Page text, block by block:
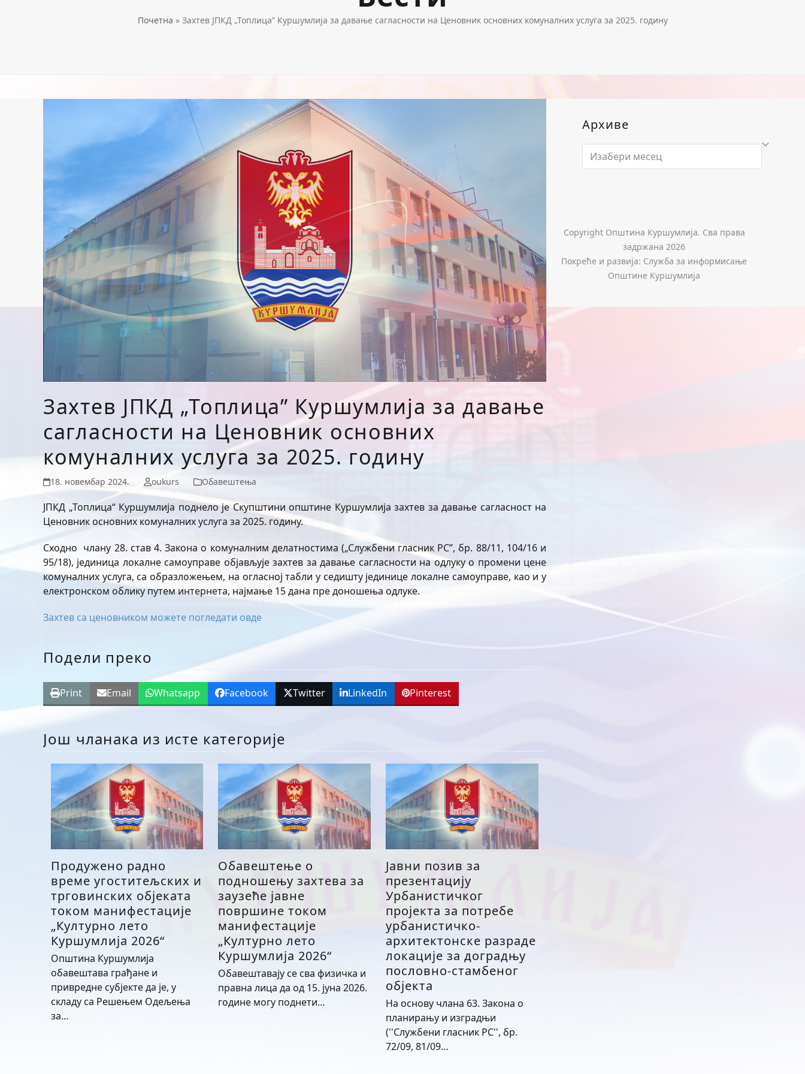
Почетна » Захтев ЈПКД „Топлица” Куршумлија за давање сагласности на Ценовник основних комуналних услуга за 2025. годину
Захтев ЈПКД „Топлица” Куршумлија за давање
сагласности на Ценовник основних
комуналних услуга за 2025. годину
18. новембар 2024. oukurs Обавештења
ЈПКД „Топлица“ Куршумлија поднело је Скупштини општине Куршумлија захтев за давање сагласност на
Ценовник основних комуналних услуга за 2025. годину.
Сходно члану 28. став 4. Закона о комуналним делатностима („Службени гласник РС”, бр. 88/11, 104/16 и
95/18), јединица локалне самоуправе објављује захтев за давање сагласности на одлуку о промени цене
комуналних услуга, са образложењем, на огласној табли у седишту јединице локалне самоуправе, као и у
електронском облику путем интернета, најмање 15 дана пре доношења одлуке.
Захтев са ценовником можете погледати овде
Подели преко
Print Email Whatsapp Facebook Twitter LinkedIn Pinterest
Још чланака из исте категорије
Продужено радно
време угоститељских и
трговинских објеката
током манифестације
„Културно лето
Куршумлија 2026“
Општина Куршумлија
обавештава грађане и
привредне субјекте да је, у
складу са Решењем Одељења
за…
Обавештење о
подношењу захтева за
заузеће јавне
површине током
манифестације
„Културно лето
Куршумлија 2026“
Обавештавају се сва физичка и
правна лица да од 15. јуна 2026.
године могу поднети…
Јавни позив за
презентацију
Урбанистичког
пројекта за потребе
урбанистичко-
архитектонске разраде
локације за доградњу
пословно-стамбеног
објекта
На основу члана 63. Закона о
планирању и изградњи
(''Службени гласник РС'', бр.
72/09, 81/09…
Архиве
Архиве
Copyright Општина Куршумлија. Сва права
задржана 2026
Покреће и развија: Служба за информисање
Општине Куршумлија